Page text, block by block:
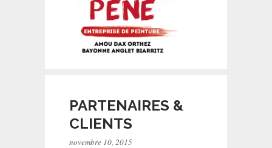
PARTENAIRES &
CLIENTS
novembre 10, 2015